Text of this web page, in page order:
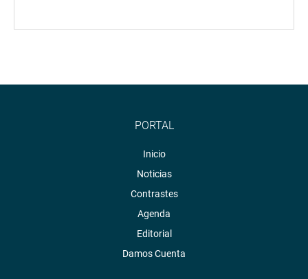
PORTAL
Inicio
Noticias
Contrastes
Agenda
Editorial
Damos Cuenta